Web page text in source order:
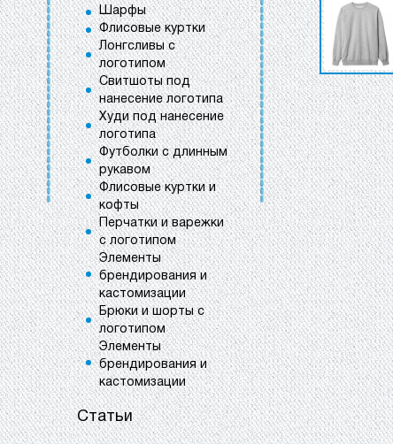
Шарфы
Флисовые куртки
Лонгсливы с
логотипом
Свитшоты под
нанесение логотипа
Худи под нанесение
логотипа
Футболки с длинным
рукавом
Флисовые куртки и
кофты
Перчатки и варежки
с логотипом
Элементы
брендирования и
кастомизации
Брюки и шорты с
логотипом
Элементы
брендирования и
кастомизации
Статьи